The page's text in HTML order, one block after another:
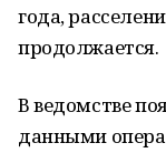
года,
продолжается.
В ведомстве
данными